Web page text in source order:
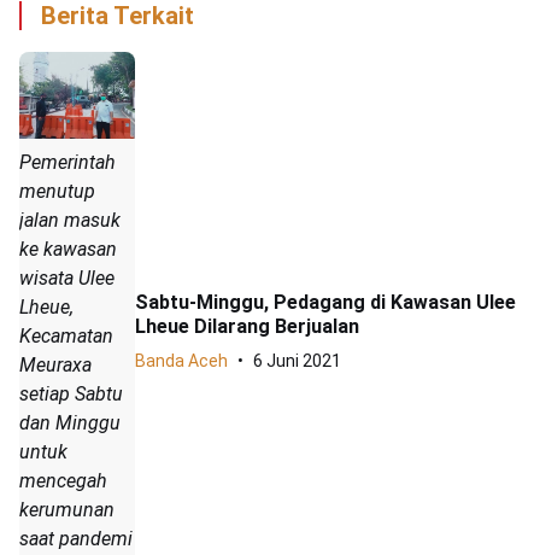
Berita Terkait
Pemerintah
menutup
jalan masuk
ke kawasan
wisata Ulee
Lheue,
Kecamatan
Meuraxa
setiap Sabtu
dan Minggu
untuk
mencegah
kerumunan
saat pandemi
Sabtu-Minggu, Pedagang di Kawasan Ulee
Lheue Dilarang Berjualan
Banda Aceh 6 Juni 2021